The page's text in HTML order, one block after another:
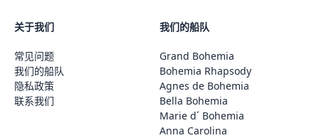
关于我们
常见问题
我们的船队
隐私政策
联系我们
我们的船队
Grand Bohemia
Bohemia Rhapsody
Agnes de Bohemia
Bella Bohemia
Marie d´ Bohemia
Anna Carolina